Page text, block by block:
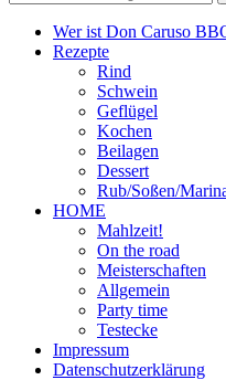
Wer ist Don Caruso
Rezepte
Rind
Schwein
Geflügel
Kochen
Beilagen
Dessert
Rub/Soßen/
HOME
Mahlzeit!
On the road
Meisterschaften
Allgemein
Party time
Testecke
Impressum
Datenschutzerklärung